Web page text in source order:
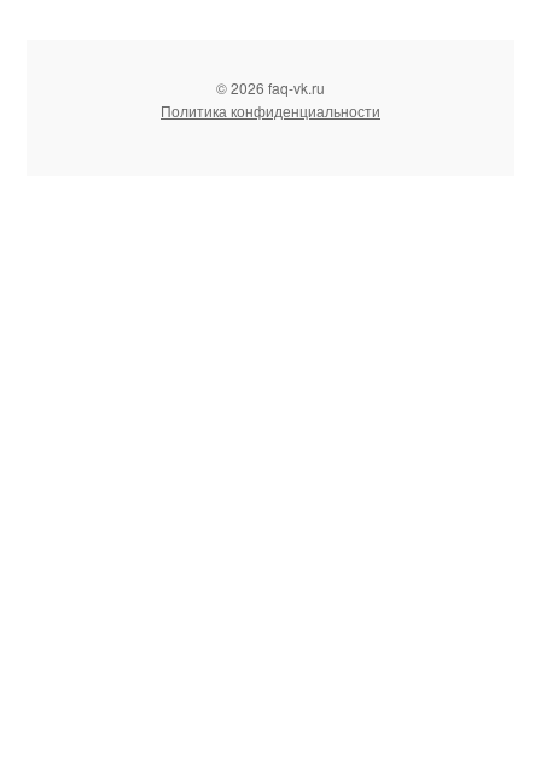
© 2026 faq-vk.ru
Политика конфиденциальности